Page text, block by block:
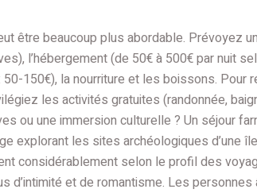
être beaucoup plus abordable. Prévoyez
l’hébergement (de 50€ à 500€ par nuit
150€), la nourriture et les boissons. Pour
les activités gratuites (randonnée,
ou une immersion culturelle ? Un séjour
explorant les sites archéologiques d’une
considérablement selon le profil des
d’intimité et de romantisme. Les